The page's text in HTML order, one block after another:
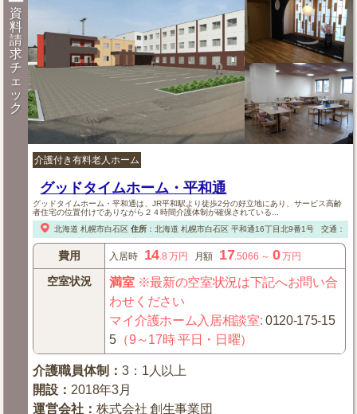
資
料
請
求
チ
ェ
ッ
ク
介護付き有料老人ホーム
グッドタイムホーム・平和通
グッドタイムホーム・平和通は、JR平和駅より徒歩2分の好立地にあり、サービス高齢
者住宅の位置付けでありながら２４時間介護体制が確保されている...
北海道 札幌市白石区 住所： 北海道 札幌市白石区平和通16丁目北9番1号 交通：【
費用 入居時 14.8 万円 月額 17.5066 ～ 0万円
空室状況 満室※最新の空室状況は下記へお問い合
わせください
マイ介護ホーム入居相談室:0120-175-15
5 （9～17時 平日・日曜）
介護職員体制 ：3：1人以上
開設 ： 2018年3月
運営会社 ：株式会社 創生事業団